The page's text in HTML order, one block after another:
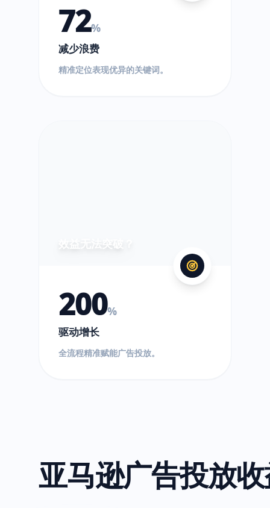
72%
减少浪费
精准定位表现优异的关键词。
效益无法突破？
200%
驱动增长
全流程精准赋能广告投放。
亚马逊广告投放